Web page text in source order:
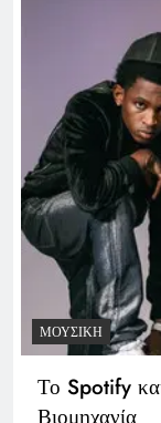
ΜΟΥΣΙΚΉ
Το Spotify